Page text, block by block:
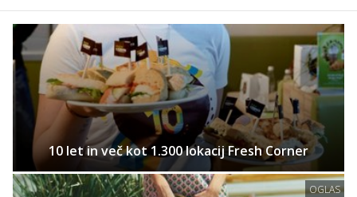
10 let in več kot 1.300 lokacij Fresh Corner
OGLAS